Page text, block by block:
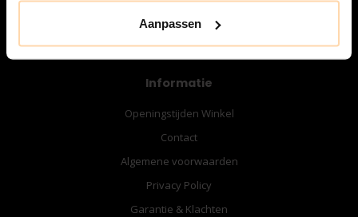
Aanpassen
Informatie
Openingstijden Winkel
Contact
Algemene voorwaarden
Privacy Policy
Garantie & Klachten